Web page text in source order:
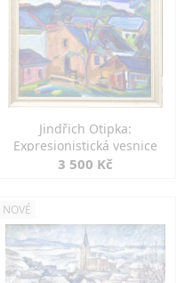
Jindřich Otipka:
Expresionistická vesnice
3 500 Kč
NOVÉ